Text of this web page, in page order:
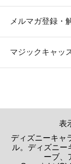
メルマガ登録・
マジックキャッ
表
ディズニーキャ
ル。ディズニー
ーブ、